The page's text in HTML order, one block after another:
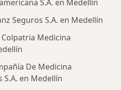
S.A. en Medellín
Seguros S.A. en Medellín
Medicina
De Medicina
S.A. en Medellín